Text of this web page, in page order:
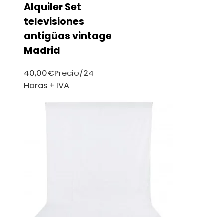
Alquiler Set
televisiones
antigüas vintage
Madrid
40,00€Precio/24
Horas + IVA